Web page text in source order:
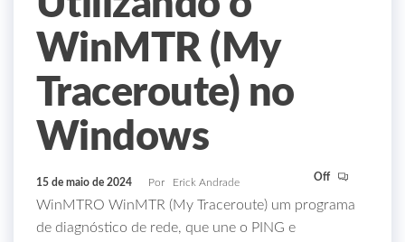
WinMTR (My
Traceroute) no
Windows
15 de maio de 2024 Por Erick Andrade Off
WinMTRO WinMTR (My Traceroute) um programa
de diagnóstico de rede, que une o PING e